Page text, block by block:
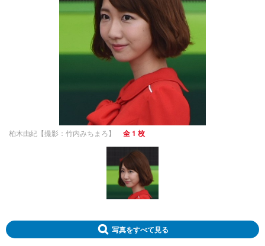
柏木由紀【撮影：竹内みちまろ】 全 1 枚
写真をすべて見る